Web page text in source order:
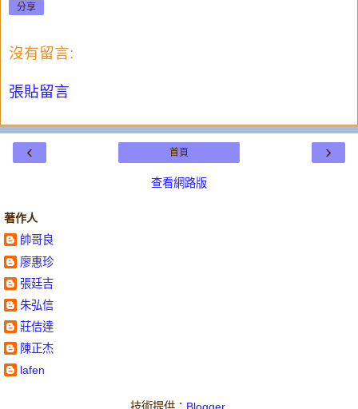
分享
沒有留言:
張貼留言
‹ ›
首頁
查看網路版
著作人
帥哥良
廖惠珍
張廷吉
朱弘信
莊佶達
陳正杰
lafen